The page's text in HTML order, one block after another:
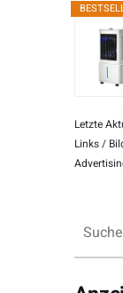
Letzte
Links /
nach: